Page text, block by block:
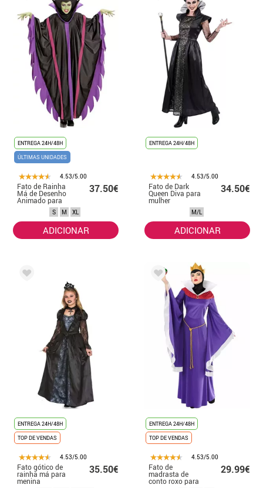
ENTREGA 24H/48H
ÚLTIMAS UNIDADES
4.53/5.00
Fato de Rainha
Má de Desenho
Animado para
37.50€
S M XL
ADICIONAR
ENTREGA 24H/48H
4.53/5.00
Fato de Dark
Queen Diva para
mulher
34.50€
M/L
ADICIONAR
ENTREGA 24H/48H
TOP DE VENDAS
4.53/5.00
Fato gótico de
rainha má para
menina
35.50€
ENTREGA 24H/48H
TOP DE VENDAS
4.53/5.00
Fato de
madrasta de
conto roxo para
29.99€